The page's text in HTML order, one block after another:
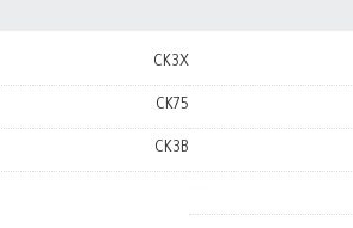
CK3X
CK75
CK3B